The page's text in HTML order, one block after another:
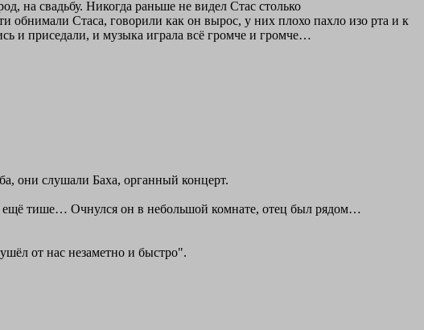
на свадьбу. Никогда раньше не видел Стас столько
Стаса, говорили как он вырос, у них плохо пахло изо рта и к
и приседали, и музыка играла всё громче и громче…
они слушали Баха, органный концерт.
ещё тише… Очнулся он в небольшой комнате, отец был рядом…
от нас незаметно и быстро".